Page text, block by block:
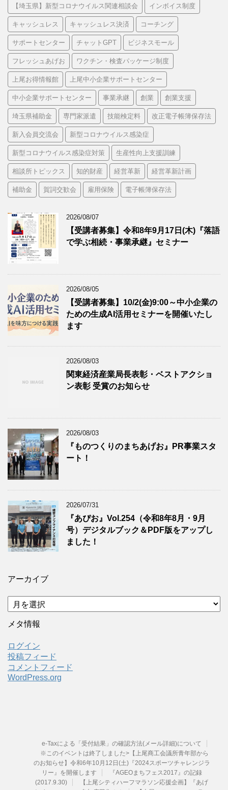
【埼玉県】新型コロナウイルス関連相談会 インボイス制度
キャッシュレス キャッシュレス決済 コーチング
サポートセンター チャットGPT ビジネスモール
フレッシュあげお ワクチン・検査パッケージ制度
上尾お得情報館 上尾中小企業サポートセンター
中小企業サポートセンター 事業承継 創業 創業支援
埼玉県補助金 専門家派遣 技能検定料 改正電子帳簿保存法
新入会員交流会 新型コロナウイルス感染症
新型コロナウイルス感染症対策 生産性向上支援訓練
相談所トピックス 知的財産 経営革新 経営革新計画
補助金 賀詞交歓会 雇用保険 電子帳簿保存法
2026/08/07
【受講者募集】令和8年9月17日(木)『落語
で学ぶ相続・事業承継』セミナー
2026/08/05
【受講者募集】10/2(金)9:00～中小企業の
ための生成AI活用セミナーを開催いたし
ます
2026/08/03
関東経済産業局長表彰・ベストアクショ
ン表彰 受賞のお知らせ
2026/08/03
『ものつくりのまちあげお』PR事業スタ
ート！
2026/07/31
『あぴお』Vol.254（令和8年8月・9月
号）デジタルブック＆PDF版をアップし
ました！
アーカイブ
ア
ー
カ
ブ
メタ情報
ログイン
投稿フィード
コメントフィード
WordPress.org
e-Taxによる「受付結果」の確認方法(メール詳細)について
※このイベントは終了しました>【上尾商工会議所青年部から
のお知らせ】令和6年10月12日(土)『2024スポーツチャレンジラ
リー』を開催します
『AGEOまちフェス2017』の記録
(2017.9.30)
【上尾シティハーフマラソン応援企画】『あげ